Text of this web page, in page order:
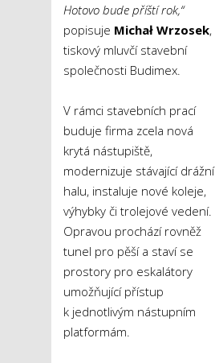
Hotovo bude příští rok,“
popisuje Michał Wrzosek,
tiskový mluvčí stavební
společnosti Budimex.
V rámci stavebních prací
buduje firma zcela nová
krytá nástupiště,
modernizuje stávající drážní
halu, instaluje nové koleje,
výhybky či trolejové vedení.
Opravou prochází rovněž
tunel pro pěší a staví se
prostory pro eskalátory
umožňující přístup
k jednotlivým nástupním
platformám.